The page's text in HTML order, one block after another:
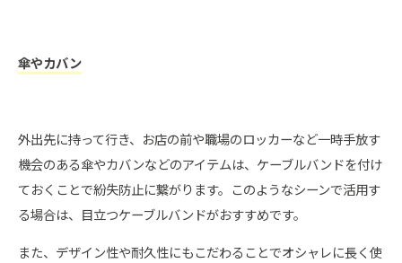
傘やカバン
外出先に持って行き、お店の前や職場のロッカーなど一時手放す
機会のある傘やカバンなどのアイテムは、ケーブルバンドを付け
ておくことで紛失防止に繋がります。このようなシーンで活用す
る場合は、目立つケーブルバンドがおすすめです。
また、デザイン性や耐久性にもこだわることでオシャレに長く使